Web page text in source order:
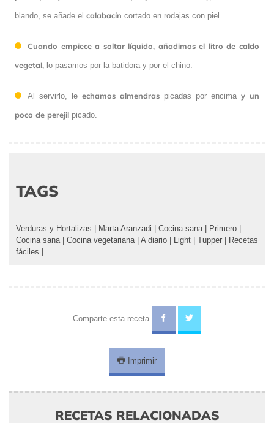
blando, se añade el calabacín cortado en rodajas con piel.
Cuando empiece a soltar líquido, añadimos el litro de caldo
vegetal, lo pasamos por la batidora y por el chino.
Al servirlo, le echamos almendras picadas por encima y un
poco de perejil picado.
TAGS
Verduras y Hortalizas Marta Aranzadi Cocina sana Primero
Cocina sana
Cocina vegetariana A diario Light Tupper
Recetas
fáciles
Comparte esta receta
Imprimir
RECETAS RELACIONADAS